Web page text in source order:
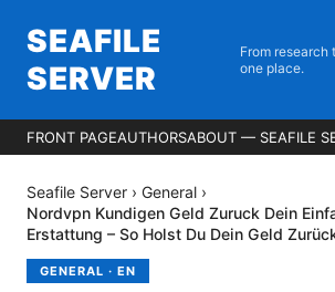
SEAFILE
SERVER
From research
one place.
FRONT PAGEAUTHORSABOUT — SEAFILE
Seafile Server › General ›
Nordvpn Kundigen Geld Zuruck Dein
Erstattung – So Holst Du Dein Geld
GENERAL · EN